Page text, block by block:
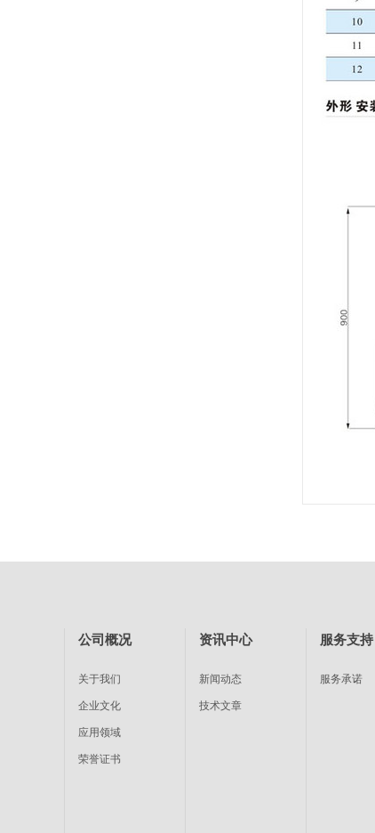
公司概况
关于我们
企业文化
应用领域
荣誉证书
资讯中心
新闻动态
技术文章
服务支持
服务承诺